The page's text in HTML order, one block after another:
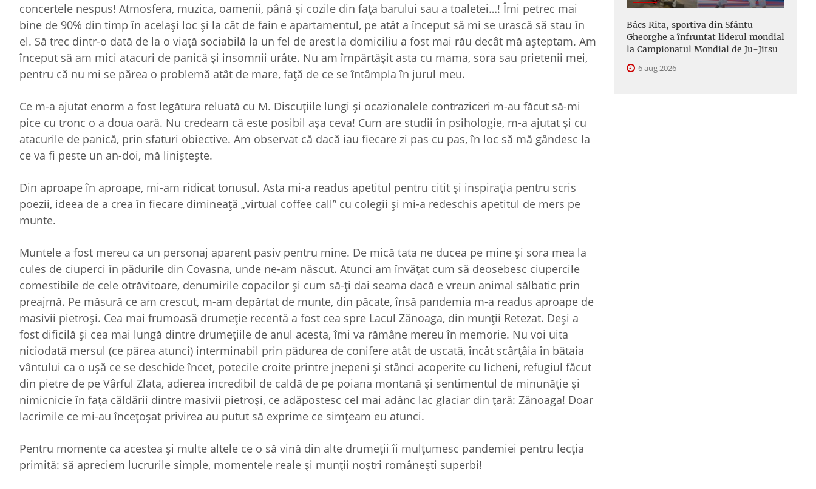
concertele nespus! Atmosfera, muzica, oamenii, până şi cozile din faţa barului sau a toaletei…! Îmi petrec mai
bine de 90% din timp în acelaşi loc şi la cât de fain e apartamentul, pe atât a început să mi se urască să stau în
el. Să trec dintr-o dată de la o viaţă sociabilă la un fel de arest la domiciliu a fost mai rău decât mă aşteptam. Am
început să am mici atacuri de panică şi insomnii urâte. Nu am împărtăşit asta cu mama, sora sau prietenii mei,
pentru că nu mi se părea o problemă atât de mare, faţă de ce se întâmpla în jurul meu.
Ce m-a ajutat enorm a fost legătura reluată cu M. Discuţiile lungi şi ocazionalele contraziceri m-au făcut să-mi
pice cu tronc o a doua oară. Nu credeam că este posibil aşa ceva! Cum are studii în psihologie, m-a ajutat şi cu
atacurile de panică, prin sfaturi obiective. Am observat că dacă iau fiecare zi pas cu pas, în loc să mă gândesc la
ce va fi peste un an-doi, mă linişteşte.
Din aproape în aproape, mi-am ridicat tonusul. Asta mi-a readus apetitul pentru citit şi inspiraţia pentru scris
poezii, ideea de a crea în fiecare dimineaţă „virtual coffee call” cu colegii şi mi-a redeschis apetitul de mers pe
munte.
Muntele a fost mereu ca un personaj aparent pasiv pentru mine. De mică tata ne ducea pe mine şi sora mea la
cules de ciuperci în pădurile din Covasna, unde ne-am născut. Atunci am învăţat cum să deosebesc ciupercile
comestibile de cele otrăvitoare, denumirile copacilor şi cum să-ţi dai seama dacă e vreun animal sălbatic prin
preajmă. Pe măsură ce am crescut, m-am depărtat de munte, din păcate, însă pandemia m-a readus aproape de
masivii pietroşi. Cea mai frumoasă drumeţie recentă a fost cea spre Lacul Zănoaga, din munţii Retezat. Deşi a
fost dificilă şi cea mai lungă dintre drumeţiile de anul acesta, îmi va rămâne mereu în memorie. Nu voi uita
niciodată mersul (ce părea atunci) interminabil prin pădurea de conifere atât de uscată, încât scârţâia în bătaia
vântului ca o uşă ce se deschide încet, potecile croite printre jnepeni şi stânci acoperite cu licheni, refugiul făcut
din pietre de pe Vârful Zlata, adierea incredibil de caldă de pe poiana montană şi sentimentul de minunăţie şi
nimicnicie în faţa căldării dintre masivii pietroşi, ce adăpostesc cel mai adânc lac glaciar din ţară: Zănoaga! Doar
lacrimile ce mi-au încețoșat privirea au putut să exprime ce simţeam eu atunci.
Pentru momente ca acestea şi multe altele ce o să vină din alte drumeţii îi mulţumesc pandemiei pentru lecţia
primită: să apreciem lucrurile simple, momentele reale şi munţii noştri româneşti superbi!
Bács Rita, sportiva din Sfântu
Gheorghe a înfruntat liderul mondial
la Campionatul Mondial de Ju-Jitsu
6 aug 2026